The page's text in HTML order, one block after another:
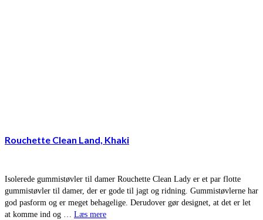
Rouchette Clean Land, Khaki
Isolerede gummistøvler til damer Rouchette Clean Lady er et par flotte
gummistøvler til damer, der er gode til jagt og ridning. Gummistøvlerne har
god pasform og er meget behagelige. Derudover gør designet, at det er let
at komme ind og … Læs mere